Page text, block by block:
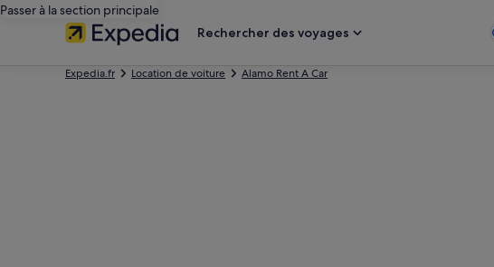
Passer à la section principale
Rechercher des voyages
Expedia.fr Location de voiture Alamo Rent A Car